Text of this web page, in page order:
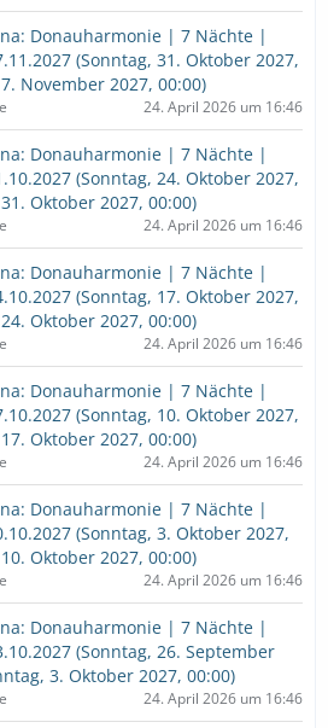
Donauharmonie | 7 Nächte |
(Sonntag, 31. Oktober 2027,
November 2027, 00:00)
24. April 2026 um 16:46
Donauharmonie | 7 Nächte |
(Sonntag, 24. Oktober 2027,
Oktober 2027, 00:00)
24. April 2026 um 16:46
Donauharmonie | 7 Nächte |
(Sonntag, 17. Oktober 2027,
Oktober 2027, 00:00)
24. April 2026 um 16:46
Donauharmonie | 7 Nächte |
(Sonntag, 10. Oktober 2027,
Oktober 2027, 00:00)
24. April 2026 um 16:46
Donauharmonie | 7 Nächte |
(Sonntag, 3. Oktober 2027,
Oktober 2027, 00:00)
24. April 2026 um 16:46
Donauharmonie | 7 Nächte |
(Sonntag, 26. September
3. Oktober 2027, 00:00)
24. April 2026 um 16:46